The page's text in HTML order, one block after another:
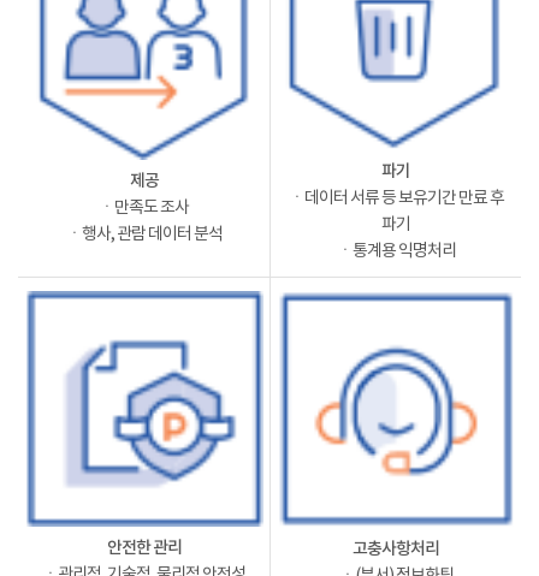
제공
ㆍ만족도 조사
ㆍ행사, 관람 데이터 분석
파기
ㆍ데이터 서류 등 보유기간 만료 후
파기
ㆍ통계용 익명처리
안전한 관리 고충사항처리